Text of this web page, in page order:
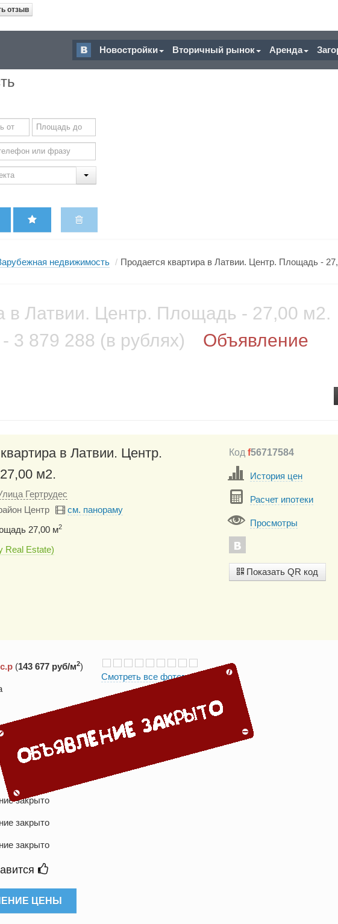
отзыв
Новостройки Вторичный рынок Аренда
недвижимость / Продается квартира в Латвии. Центр. Площадь -
в Латвии. Центр. Площадь - 27,00 м2.
3 879 288 (в рублях)
Объявление
в Латвии. Центр.
м2.
Гертрудес
Центр
см. панораму
27,00 м2
Estate)
Кодf56717584
История цен
Расчет ипотеки
Просмотры
Показать QR код
(143 677 руб/м2)
закрыто
закрыто
закрыто
Смотреть все фотографии
ЦЕНЫ